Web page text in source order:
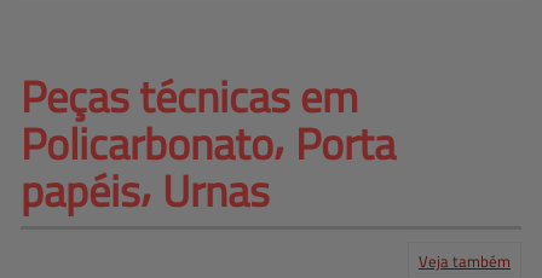
Peças técnicas em
Policarbonato⸴ Porta
papéis⸴ Urnas
Veja também